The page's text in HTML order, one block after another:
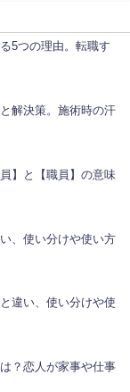
5つの理由。転職す
解決策。施術時の汗
】と【職員】の意味
、使い分けや使い方
違い、使い分けや使
？恋人が家事や仕事